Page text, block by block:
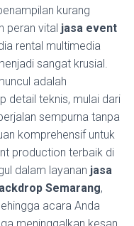
kurang
peran vital jasa event
rental multimedia
sangat krusial.
adalah
detail teknis, mulai dari
sempurna tanpa
komprehensif untuk
production terbaik di
dalam layanan jasa
Semarang,
acara Anda